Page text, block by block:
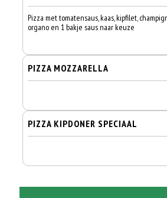
Pizza met tomatensaus, kaas, kipfilet,
organo en 1 bakje saus naar keuze
PIZZA MOZZARELLA
PIZZA KIPDONER SPECIAAL